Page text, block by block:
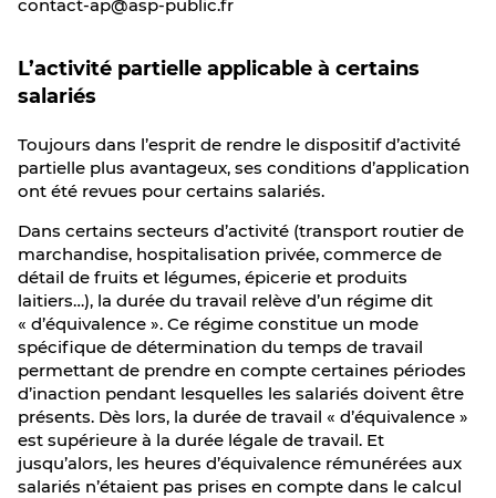
contact-ap@asp-public.fr
L’activité partielle applicable à certains
salariés
Toujours dans l’esprit de rendre le dispositif d’activité
partielle plus avantageux, ses conditions d’application
ont été revues pour certains salariés.
Dans certains secteurs d’activité (transport routier de
marchandise, hospitalisation privée, commerce de
détail de fruits et légumes, épicerie et produits
laitiers…), la durée du travail relève d’un régime dit
« d’équivalence ». Ce régime constitue un mode
spécifique de détermination du temps de travail
permettant de prendre en compte certaines périodes
d’inaction pendant lesquelles les salariés doivent être
présents. Dès lors, la durée de travail « d’équivalence »
est supérieure à la durée légale de travail. Et
jusqu’alors, les heures d’équivalence rémunérées aux
salariés n’étaient pas prises en compte dans le calcul